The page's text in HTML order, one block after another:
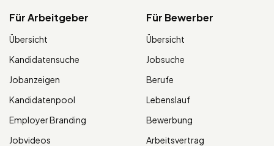
Für Arbeitgeber
Übersicht
Kandidatensuche
Jobanzeigen
Kandidatenpool
Employer Branding
Jobvideos
Für Bewerber
Übersicht
Jobsuche
Berufe
Lebenslauf
Bewerbung
Arbeitsvertrag